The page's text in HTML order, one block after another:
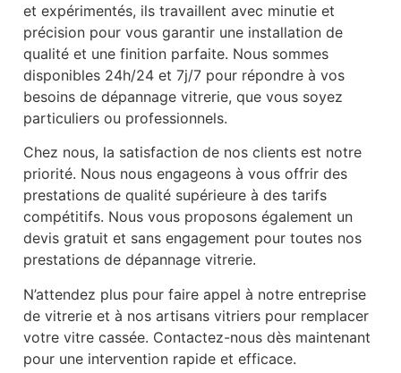
et expérimentés, ils travaillent avec minutie et
précision pour vous garantir une installation de
qualité et une finition parfaite. Nous sommes
disponibles 24h/24 et 7j/7 pour répondre à vos
besoins de dépannage vitrerie, que vous soyez
particuliers ou professionnels.
Chez nous, la satisfaction de nos clients est notre
priorité. Nous nous engageons à vous offrir des
prestations de qualité supérieure à des tarifs
compétitifs. Nous vous proposons également un
devis gratuit et sans engagement pour toutes nos
prestations de dépannage vitrerie.
N’attendez plus pour faire appel à notre entreprise
de vitrerie et à nos artisans vitriers pour remplacer
votre vitre cassée. Contactez-nous dès maintenant
pour une intervention rapide et efficace.